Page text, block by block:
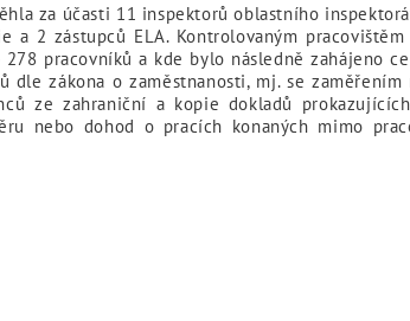
za účasti 11 inspektorů oblastního
a 2 zástupců ELA. Kontrolovaným
pracovníků a kde bylo následně zahájeno
zákona o zaměstnanosti, mj. se
ze zahraniční a kopie dokladů
nebo dohod o pracích konaných mimo